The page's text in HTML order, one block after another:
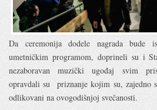
Da ceremonija dodele nagrada bude
umetničkim programom, doprineli su i
nezaboravan muzički ugođaj svim
opravdali su priznanje kojim su, zajedno
odlikovani na ovogodišnjoj svečanosti.